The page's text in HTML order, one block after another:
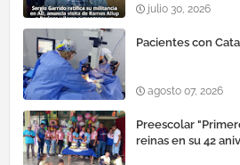
cauteloso»
julio 30, 2026
Pacientes con
agosto 07, 2026
Preescolar
reinas en su 42